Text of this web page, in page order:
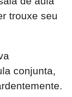
trouxe seu
conjunta,